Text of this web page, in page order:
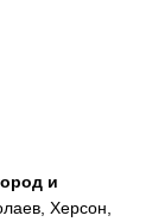
и
Херсон,